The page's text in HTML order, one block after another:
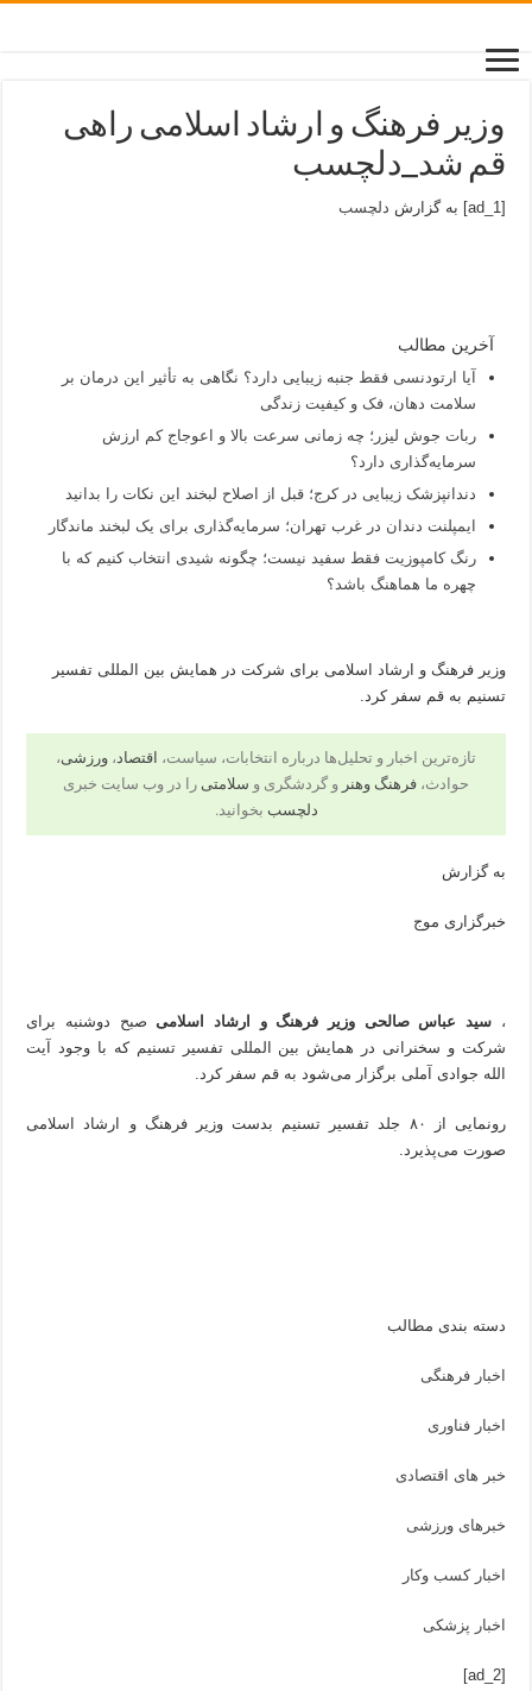
وزیر فرهنگ و ارشاد اسلامی راهی
قم شد_دلچسب
[ad_1] به گزارش دلچسب
آخرین مطالب
آیا ارتودنسی فقط جنبه زیبایی دارد؟ نگاهی به تأثیر این درمان بر
سلامت دهان، فک و کیفیت زندگی
ربات جوش لیزر؛ چه زمانی سرعت بالا و اعوجاج کم ارزش
سرمایه‌گذاری دارد؟
دندانپزشک زیبایی در کرج؛ قبل از اصلاح لبخند این نکات را بدانید
ایمپلنت دندان در غرب تهران؛ سرمایه‌گذاری برای یک لبخند ماندگار
رنگ کامپوزیت فقط سفید نیست؛ چگونه شیدی انتخاب کنیم که با
چهره ما هماهنگ باشد؟
وزیر فرهنگ و ارشاد اسلامی برای شرکت در همایش بین المللی تفسیر
تسنیم به قم سفر کرد.
تازه‌ترین اخبار و تحلیل‌ها درباره انتخابات، سیاست، اقتصاد، ورزشی،
حوادث، فرهنگ وهنر و گردشگری و سلامتی را در وب سایت خبری
دلچسب بخوانید.
به گزارش
خبرگزاری موج
، سید عباس صالحی وزیر فرهنگ و ارشاد اسلامیصبح دوشنبه برای
شرکت و سخنرانی در همایش بین المللی تفسیر تسنیم که با وجود آیت
الله جوادی آملی برگزار می‌شود به قم سفر کرد.
رونمایی از ۸۰ جلد تفسیر تسنیم بدست وزیر فرهنگ و ارشاد اسلامی
صورت می‌پذیرد.
دسته بندی مطالب
اخبار فرهنگی
اخبار فناوری
خبر های اقتصادی
خبرهای ورزشی
اخبار کسب وکار
اخبار پزشکی
[ad_2]